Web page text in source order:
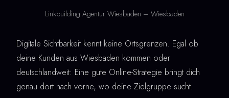
Linkbuilding Agentur Wiesbaden – Wiesbaden
Digitale Sichtbarkeit kennt keine Ortsgrenzen. Egal ob
deine Kunden aus Wiesbaden kommen oder
deutschlandweit: Eine gute Online-Strategie bringt dich
genau dort nach vorne, wo deine Zielgruppe sucht.